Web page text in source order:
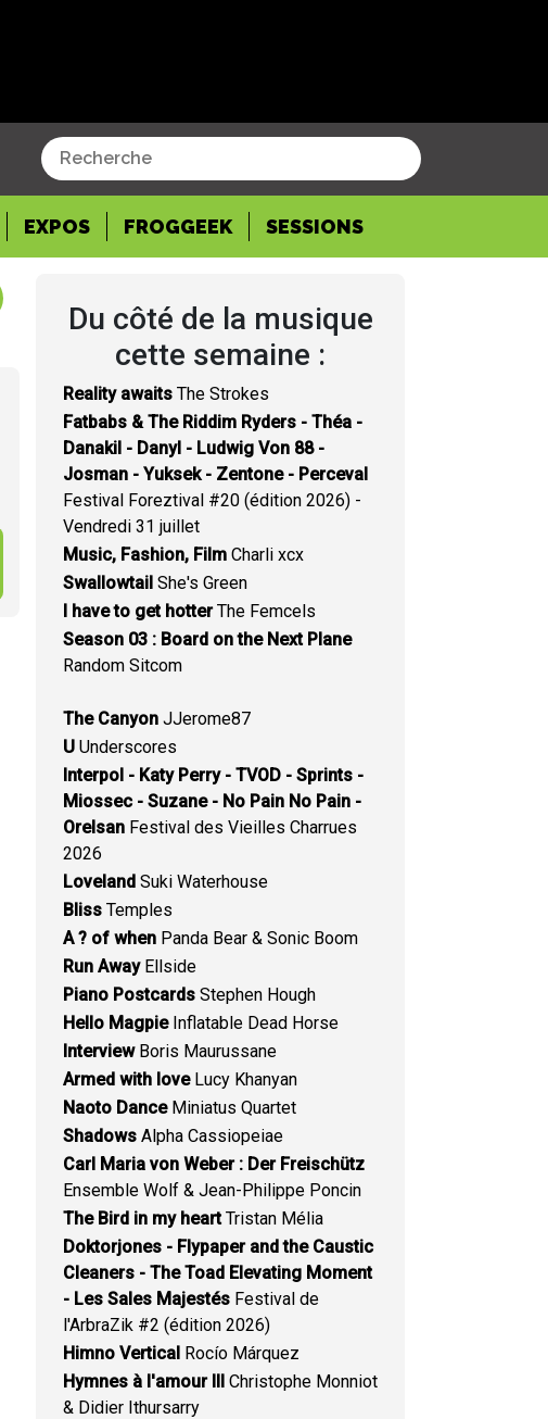
EXPOS FROGGEEK SESSIONS
Du côté de la musique
cette semaine :
Reality awaits The Strokes
Fatbabs & The Riddim Ryders - Théa -
Danakil - Danyl - Ludwig Von 88 -
Josman - Yuksek - Zentone - Perceval
Festival Foreztival #20 (édition 2026) -
Vendredi 31 juillet
Music, Fashion, Film Charli xcx
Swallowtail She's Green
I have to get hotterThe Femcels
Season 03 : Board on the Next Plane
Random Sitcom
The Canyon JJerome87
U Underscores
Interpol - Katy Perry - TVOD - Sprints -
Miossec - Suzane - No Pain No Pain -
Orelsan Festival des Vieilles Charrues
2026
Loveland Suki Waterhouse
Bliss Temples
A ? of when Panda Bear & Sonic Boom
Run AwayEllside
Piano Postcards Stephen Hough
Hello MagpieInflatable Dead Horse
InterviewBoris Maurussane
Armed with loveLucy Khanyan
Naoto DanceMiniatus Quartet
Shadows Alpha Cassiopeiae
Carl Maria von Weber : Der Freischütz
Ensemble Wolf & Jean-Philippe Poncin
The Bird in my heartTristan Mélia
Doktorjones - Flypaper and the Caustic
Cleaners - The Toad Elevating Moment
- Les Sales Majestés Festival de
l'ArbraZik #2 (édition 2026)
Himno Vertical Rocío Márquez
Hymnes à l'amour III Christophe Monniot
& Didier Ithursarry